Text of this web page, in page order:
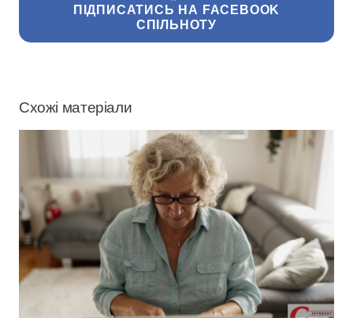
ПІДПИСАТИСЬ НА FACEBOOK
СПІЛЬНОТУ
Схожі матеріали